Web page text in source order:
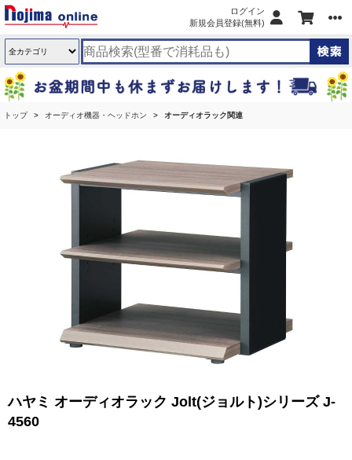
ログイン
新規会員登録(無料)
トップ オーディオ機器・ヘッドホン オーディオラック関連
ハヤミ オーディオラック Jolt(ジョルト)シリーズ J-
4560